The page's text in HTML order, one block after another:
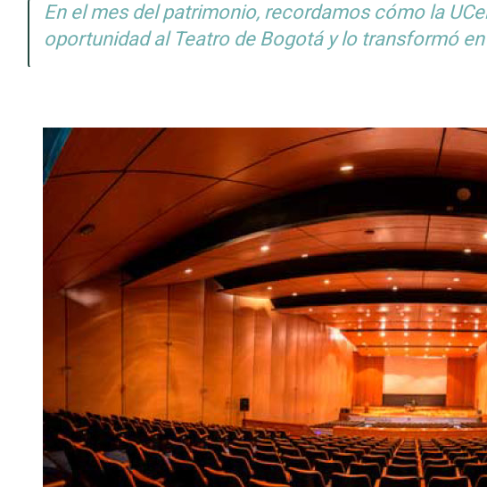
En el mes del patrimonio, recordamos cómo la
oportunidad al Teatro de Bogotá y lo transformó